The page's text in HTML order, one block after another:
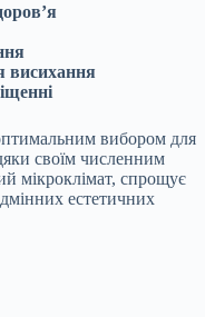
висихання
вибором для
своїм численним
мікроклімат, спрощує
естетичних